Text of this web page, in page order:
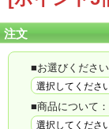
注文
■お選びください
■商品について：